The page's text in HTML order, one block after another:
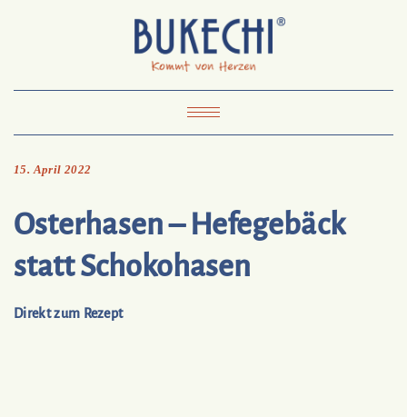
Pinterest
Mail
To
Bukechi
Impressum Datenschutz
Toggle
15. April 2022
Osterhasen – Hefegebäck
statt Schokohasen
Direkt zum Rezept